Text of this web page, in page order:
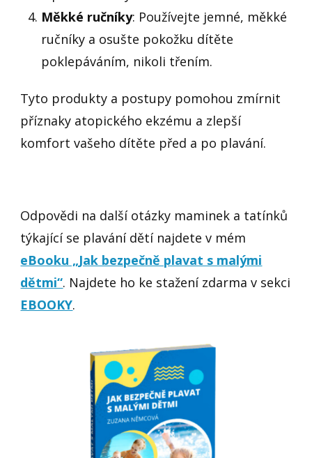
Měkké ručníky: Používejte jemné, měkké
ručníky a osušte pokožku dítěte
poklepáváním, nikoli třením.
Tyto produkty a postupy pomohou zmírnit
příznaky atopického ekzému a zlepší
komfort vašeho dítěte před a po plavání.
Odpovědi na další otázky maminek a tatínků
týkající se plavání dětí najdete v mém
eBooku „Jak bezpečně plavat s malými
dětmi“. Najdete ho ke stažení zdarma v sekci
EBOOKY.